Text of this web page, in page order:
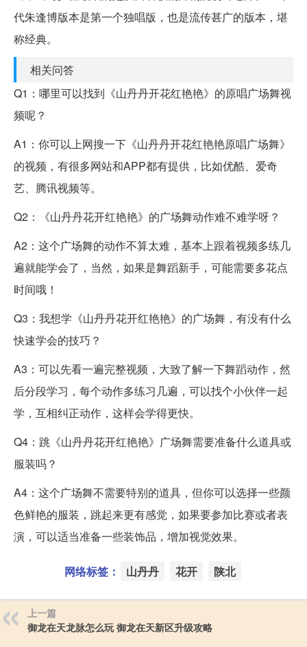
代朱逢博版本是第一个独唱版，也是流传甚广的版本，堪
称经典。
相关问答
Q1：哪里可以找到《山丹丹开花红艳艳》的原唱广场舞视
频呢？
A1：你可以上网搜一下《山丹丹开花红艳艳原唱广场舞》
的视频，有很多网站和APP都有提供，比如优酷、爱奇
艺、腾讯视频等。
Q2：《山丹丹花开红艳艳》的广场舞动作难不难学呀？
A2：这个广场舞的动作不算太难，基本上跟着视频多练几
遍就能学会了，当然，如果是舞蹈新手，可能需要多花点
时间哦！
Q3：我想学《山丹丹花开红艳艳》的广场舞，有没有什么
快速学会的技巧？
A3：可以先看一遍完整视频，大致了解一下舞蹈动作，然
后分段学习，每个动作多练习几遍，可以找个小伙伴一起
学，互相纠正动作，这样会学得更快。
Q4：跳《山丹丹花开红艳艳》广场舞需要准备什么道具或
服装吗？
A4：这个广场舞不需要特别的道具，但你可以选择一些颜
色鲜艳的服装，跳起来更有感觉，如果要参加比赛或者表
演，可以适当准备一些装饰品，增加视觉效果。
网络标签： 山丹丹 花开 陕北
上一篇
御龙在天龙脉怎么玩 御龙在天新区升级攻略